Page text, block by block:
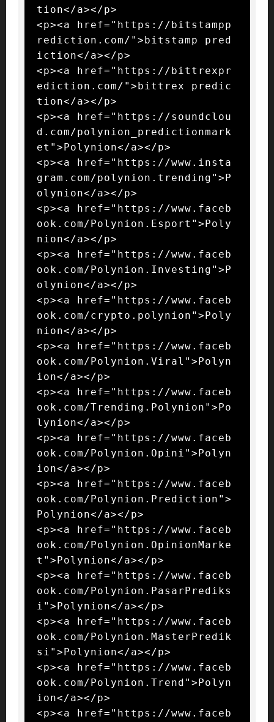
tion</a></p>
<p><a href="https://bitstampp
rediction.com/">bitstamp pred
iction</a></p>
<p><a href="https://bittrexpr
ediction.com/">bittrex predic
tion</a></p>
<p><a href="https://soundclou
d.com/polynion_predictionmark
et">Polynion</a></p>
<p><a href="https://www.insta
gram.com/polynion.trending">P
olynion</a></p>
<p><a href="https://www.faceb
ook.com/Polynion.Esport">Poly
nion</a></p>
<p><a href="https://www.faceb
ook.com/Polynion.Investing">P
olynion</a></p>
<p><a href="https://www.faceb
ook.com/crypto.polynion">Poly
nion</a></p>
<p><a href="https://www.faceb
ook.com/Polynion.Viral">Polyn
ion</a></p>
<p><a href="https://www.faceb
ook.com/Trending.Polynion">Po
lynion</a></p>
<p><a href="https://www.faceb
ook.com/Polynion.Opini">Polyn
ion</a></p>
<p><a href="https://www.faceb
ook.com/Polynion.Prediction">
Polynion</a></p>
<p><a href="https://www.faceb
ook.com/Polynion.OpinionMarke
t">Polynion</a></p>
<p><a href="https://www.faceb
ook.com/Polynion.PasarPrediks
i">Polynion</a></p>
<p><a href="https://www.faceb
ook.com/Polynion.MasterPredik
si">Polynion</a></p>
<p><a href="https://www.faceb
ook.com/Polynion.Trend">Polyn
ion</a></p>
<p><a href="https://www.faceb